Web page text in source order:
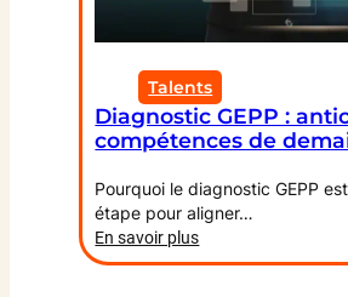
Talents
Diagnostic GEPP :
compétences de
Pourquoi le diagnostic GEPP
étape pour aligner…
En savoir plus:
Diagnostic